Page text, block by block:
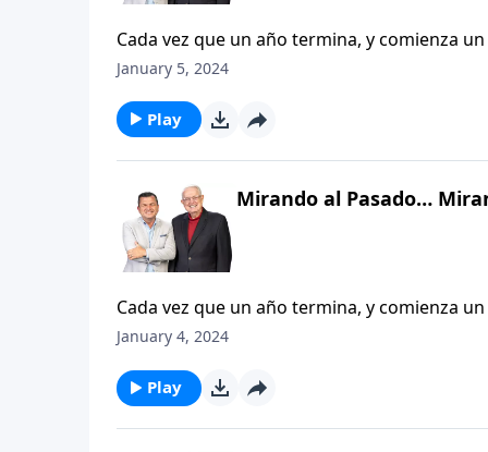
Cada vez que un año termina, y comienza
Porque durante el año que acaba de
completo. También nos permite pensar que
sostienen y nos siguen dando ánimo y
January 5, 2024
Play
Mirando al Pasado…
Cada vez que un año termina, y comienza
Porque durante el año que acaba de
completo. También nos permite pensar que
sostienen y nos siguen dando ánimo y
January 4, 2024
Play